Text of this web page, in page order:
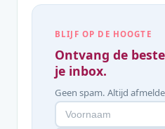
BLIJF OP DE HOOGTE
Ontvang de
je inbox.
Geen spam. Altijd